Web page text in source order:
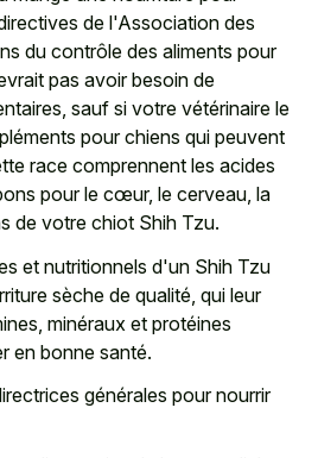
de l'Association des
du contrôle des aliments pour
pas avoir besoin de
sauf si votre vétérinaire le
pour chiens qui peuvent
race comprennent les acides
pour le cœur, le cerveau, la
de votre chiot Shih Tzu.
et nutritionnels d'un Shih Tzu
sèche de qualité, qui leur
minéraux et protéines
en bonne santé.
générales pour nourrir